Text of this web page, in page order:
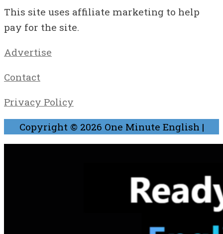
This site uses affiliate marketing to help
pay for the site.
Advertise
Contact
Privacy Policy
Copyright © 2026 One Minute English |